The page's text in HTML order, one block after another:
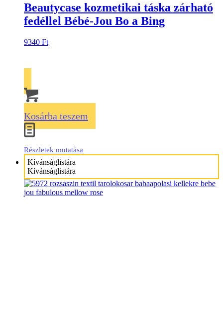
Beautycase kozmetikai táska zárható
fedéllel Bébé-Jou Bo a Bing
9340 Ft
Kosárba teszem
Részletek mutatása
Kívánságlistára
Kívánságlistára